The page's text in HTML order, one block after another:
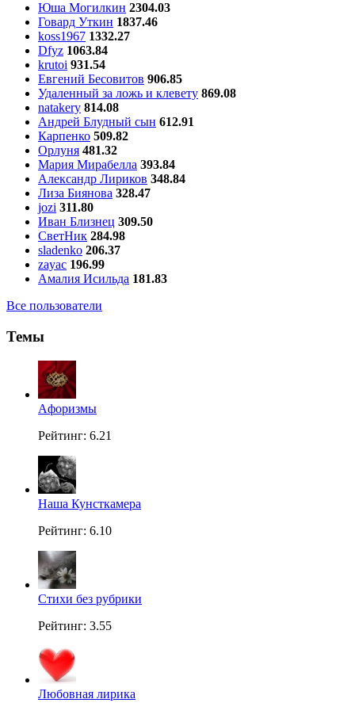
Юша Могилкин 2304.03
Говард Уткин 1837.46
koss1967 1332.27
Dfyz 1063.84
krutoi 931.54
Евгений Бесовитов 906.85
Удаленный за ложь и клевету 869.08
natakery 814.08
Андрей Блудный сын 612.91
Карпенко 509.82
Орлуня 481.32
Мария Мирабелла 393.84
Александр Лириков 348.84
Лиза Биянова 328.47
jozi 311.80
Иван Близнец 309.50
СветНик 284.98
sladenko 206.37
zayac 196.99
Амалия Исильда 181.83
Все пользователи
Темы
Aфоризмы
Рейтинг: 6.21
Наша Кунсткамера
Рейтинг: 6.10
Стихи без рубрики
Рейтинг: 3.55
Любовная лирика